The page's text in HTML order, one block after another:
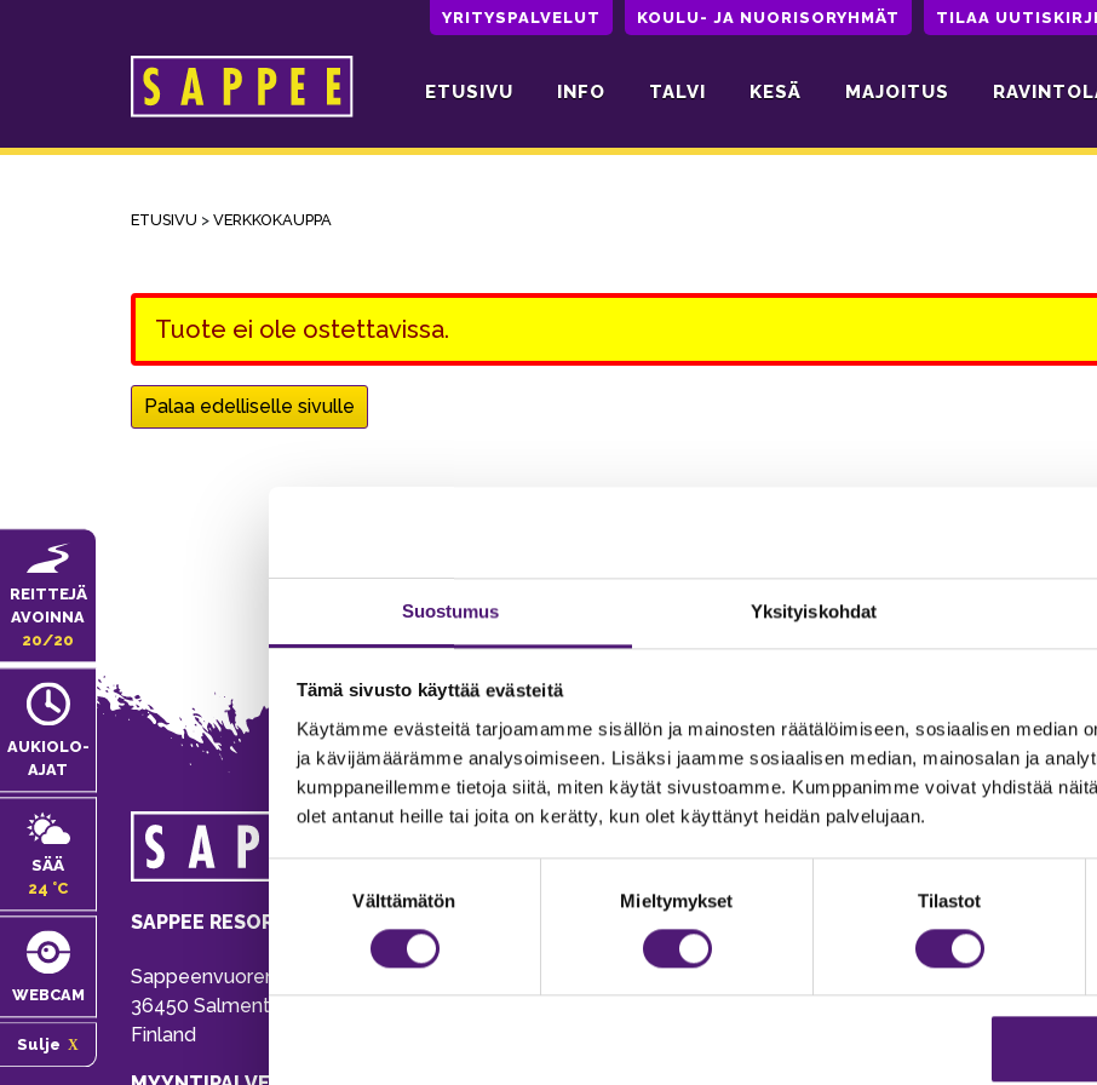
Suostumus Yksityiskohdat
Tämä sivusto käyttää evästeitä
Käytämme evästeitä tarjoamamme sisällön ja mainosten räätälöimiseen, sosiaalisen median
ja kävijämäärämme analysoimiseen. Lisäksi jaamme sosiaalisen median, mainosalan ja
kumppaneillemme tietoja siitä, miten käytät sivustoamme. Kumppanimme voivat yhdistää
olet antanut heille tai joita on kerätty, kun olet käyttänyt heidän palvelujaan.
Välttämätön Mieltymykset Tilastot
YRITYSPALVELUT KOULU- JA NUORISORYHMÄT TILAA
Päävalikko ETUSIVU INFO TALVI KESÄ MAJOITUS
REITTEJÄ
AVOINNA
20/20
AUKIOLO­
AJAT
SÄÄ
24 °C
WEBCAM
Sulje
ETUSIVU > VERKKOKAUPPA
Tuote ei ole ostettavissa.
Palaa edelliselle sivulle
SAPPEE RESORT
Sappeenvuorentie 200
36450 Salmentaka, Pälkäne
Finland
MAJOITUS
020 755 9975
majoitus@sappee.fi
Vastuullisuus
Avoimet työpaikat
Anna palautetta
Evästeasetukset